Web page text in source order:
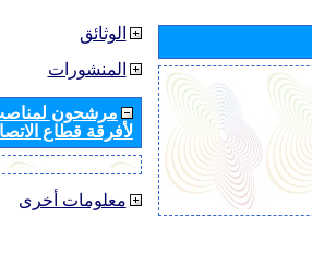
الوثائق
المنشورات
مرشحون
لأفرقة قطاع
معلومات أخرى